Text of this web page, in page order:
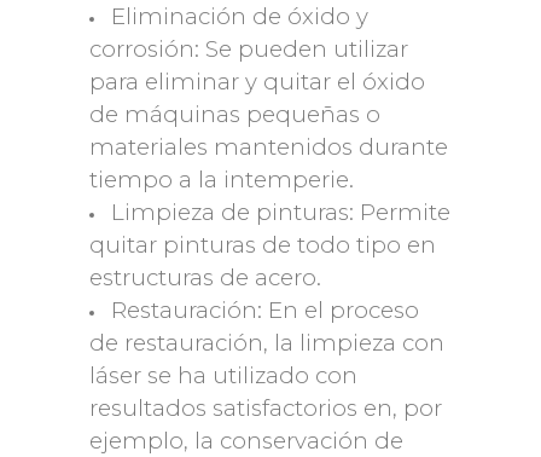
Eliminación de óxido y
corrosión: Se pueden utilizar
para eliminar y quitar el óxido
de máquinas pequeñas o
materiales mantenidos durante
tiempo a la intemperie.
Limpieza de pinturas: Permite
quitar pinturas de todo tipo en
estructuras de acero.
Restauración: En el proceso
de restauración, la limpieza con
láser se ha utilizado con
resultados satisfactorios en, por
ejemplo, la conservación de